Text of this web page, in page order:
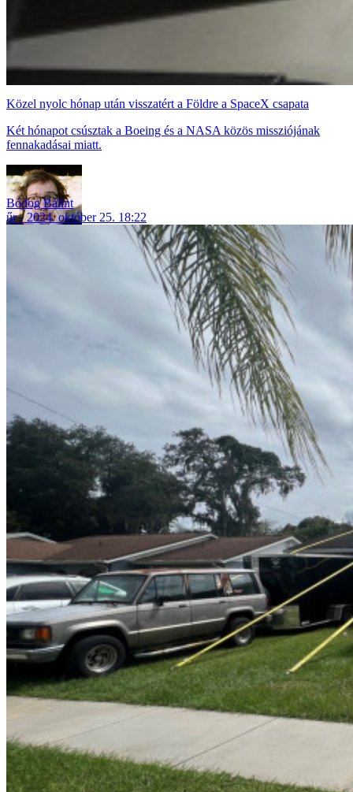
Közel nyolc hónap után visszatért a Földre a SpaceX csapata
Két hónapot csúsztak a Boeing és a NASA közös missziójának
fennakadásai miatt.
Bódog Bálint
űr
2024. október 25. 18:22